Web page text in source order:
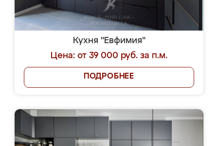
Кухня "Евфимия"
Цена: от 39 000 руб. за п.м.
ПОДРОБНЕЕ